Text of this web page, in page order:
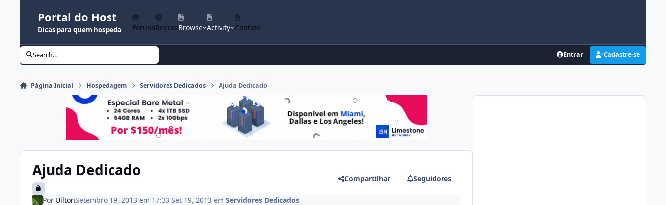
Portal do Host
Dicas para quem hospeda FórunsRegrasBrowse Activity Contato
Search... Entrar Cadastre-se
Página Inicial Hospedagem Servidores Dedicados Ajuda Dedicado
Ajuda Dedicado Compartilhar Seguidores
Por UiltonSetembro 19, 2013 em 17:33 Set 19, 2013 em Servidores Dedicados